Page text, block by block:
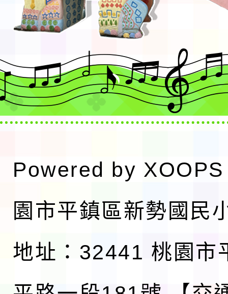
Powered by XOOPS
園市平鎮區新勢國民
地址：32441 桃園市